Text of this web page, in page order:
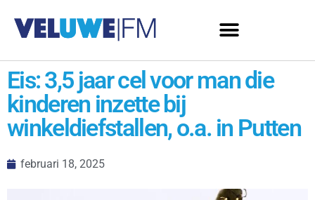
Eis: 3,5 jaar cel voor man die
kinderen inzette bij
winkeldiefstallen, o.a. in Putten
februari 18, 2025